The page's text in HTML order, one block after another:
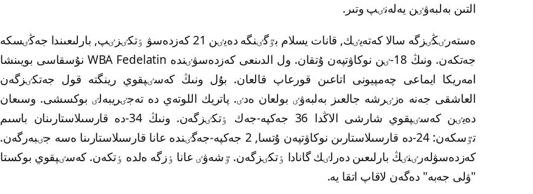
التىن بەلبەۋٸن يەلەنٸپ وتىر.
ەستەرٸڭٸزگە سالا كەتەيٸك, قانات يسلام بٷگٸنگە دەيٸن 21 كەزدەسۋ ٶتكٸزٸپ, بارلىعىندا جەڭٸسكە
جەتكەن. ونىڭ 18-ٸن نوكاۋتپەن ۇتقان. ول
الدىنعى كەزدەسۋٸندە WBA Fedelatin نۇسقاسى بويىنشا
امەريكا ايماعى چەمپيونى اتاعىن قورعاپ قالعان. بۇل ونىڭ كەسٸپقوي رينگتە قول جەتكٸزگەن
العاشقى جەنە ەزٸرشە جالعىز بەلبەۋٸ بولعان ەدٸ. پاتريك اللوتەي دە تەجٸريبەلٸ بوكسشى. وسىعان
دەيٸن كەسٸپقوي شارشى الاڭدا 36 جەكپە-جەك ٶتكٸزگەن. ونىڭ 34-دە قارسىلاستارىنان باسىم
تٷسكەن: 24-دە قارسىلاستارىن نوكاۋتپەن ۇتسا, 2 جەكپە-جەگٸندە عانا قارسىلاستارىنا ەسە جٸبەرگەن.
كەزدەسۋلەرٸنٸڭ بارلىعىن دەرلٸك گانادا ٶتكٸزگەن. ٷشەۋٸ عانا ٶزگە ەلدە ٶتكەن. كەسٸپقوي بوكستا
"ۋلى جەبە" دەگەن لاقاپ اتقا يە.